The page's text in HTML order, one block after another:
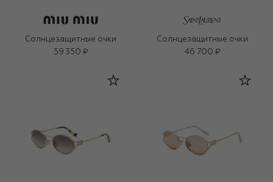
Солнцезащитные очки
59 350 ₽
Солнцезащитные очки
46 700 ₽